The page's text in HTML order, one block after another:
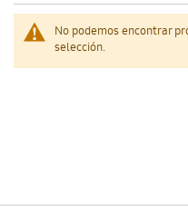
No podemos encontrar
selección.